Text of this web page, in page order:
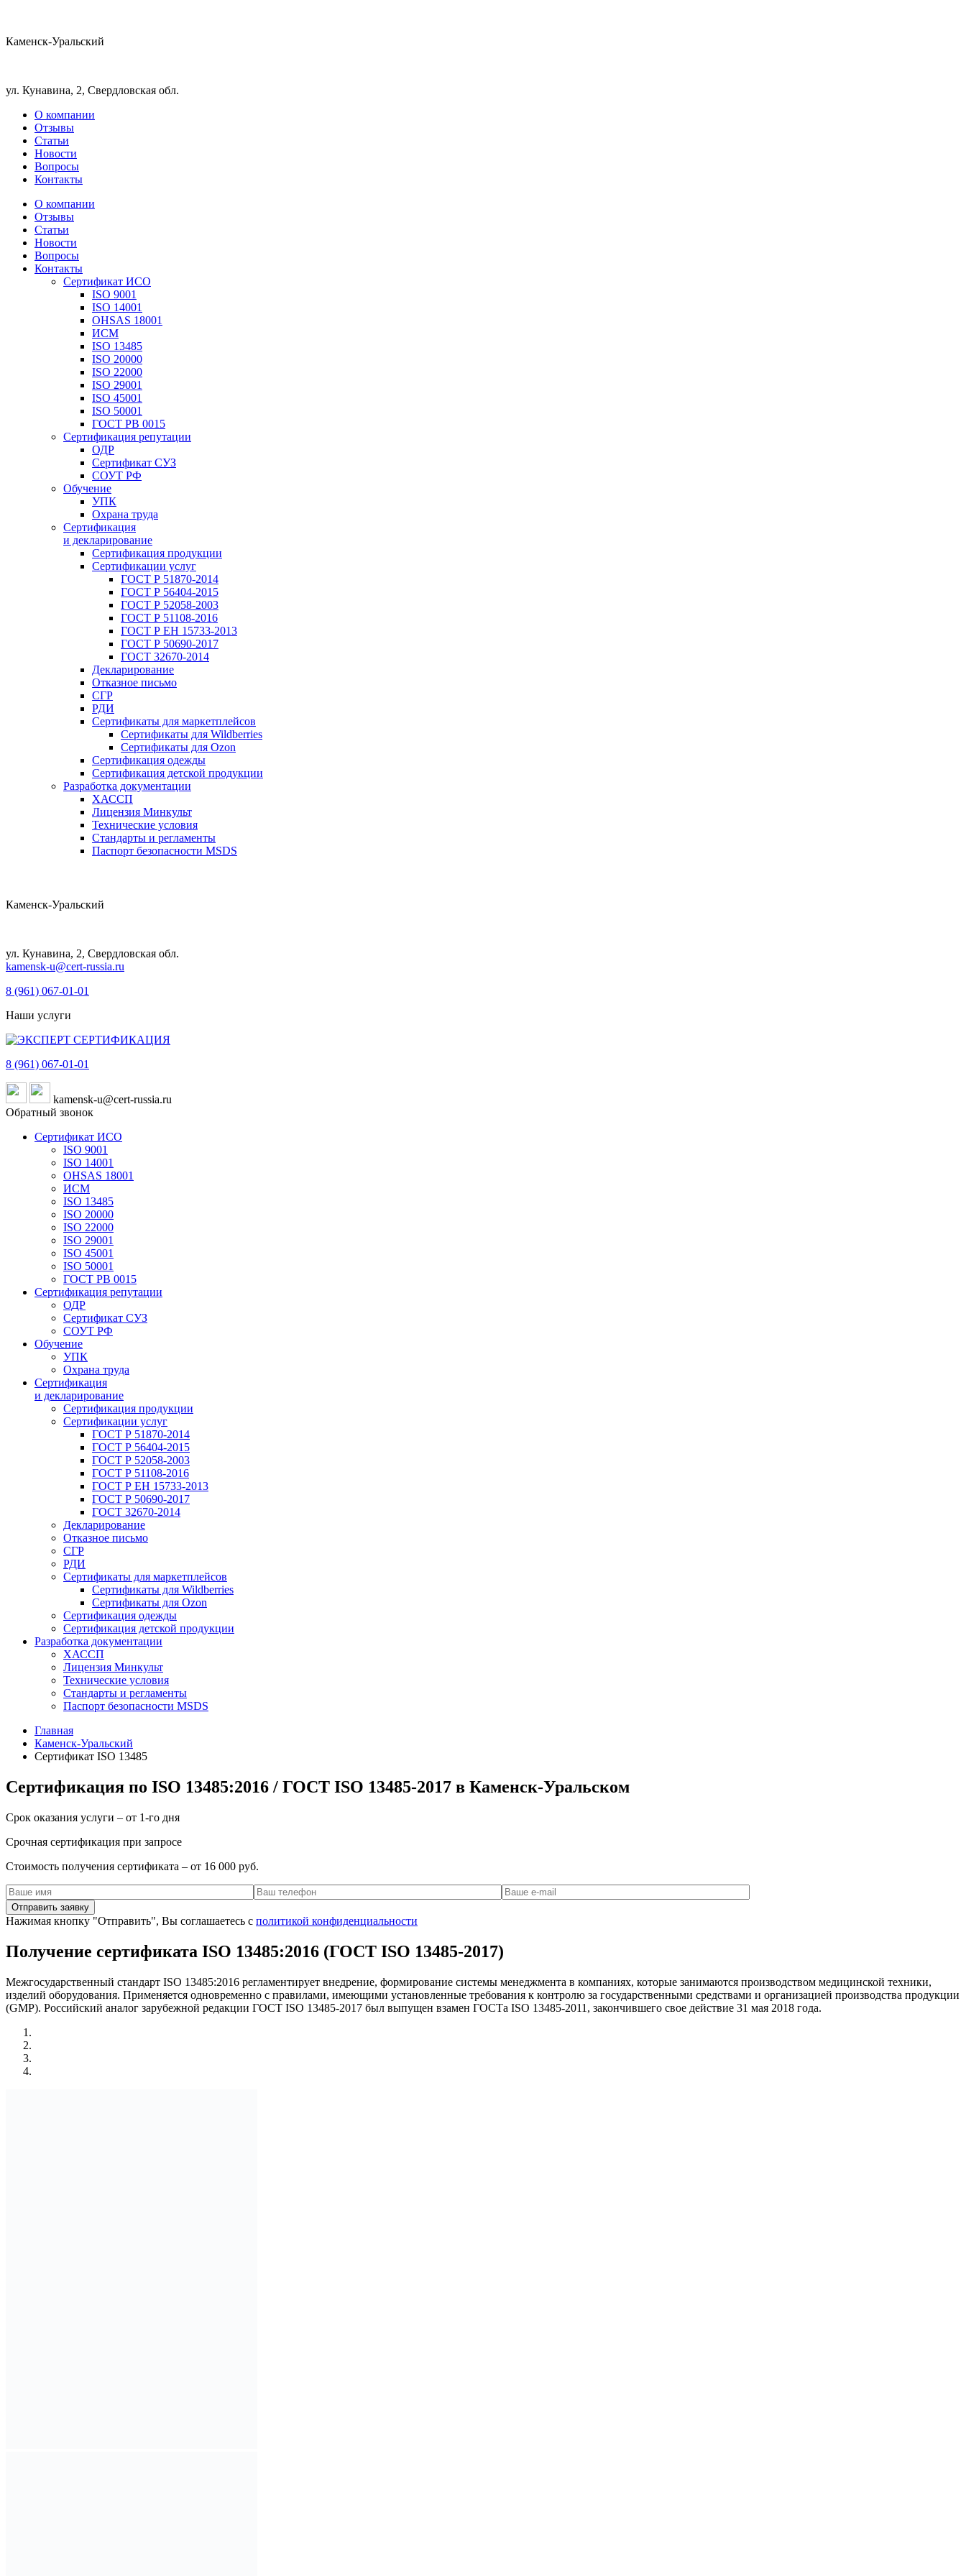
Каменск-Уральский
ул. Кунавина, 2, Свердловская обл.
О компании
Отзывы
Статьи
Новости
Вопросы
Контакты
О компании
Отзывы
Статьи
Новости
Вопросы
Контакты
Сертификат ИСО
ISO 9001
ISO 14001
OHSAS 18001
ИСМ
ISO 13485
ISO 20000
ISO 22000
ISO 29001
ISO 45001
ISO 50001
ГОСТ РВ 0015
Сертификация репутации
ОДР
Сертификат СУЗ
СОУТ РФ
Обучение
УПК
Охрана труда
Сертификация
и декларирование
Сертификация продукции
Сертификации услуг
ГОСТ Р 51870-2014
ГОСТ Р 56404-2015
ГОСТ Р 52058-2003
ГОСТ Р 51108-2016
ГОСТ Р ЕН 15733-2013
ГОСТ Р 50690-2017
ГОСТ 32670-2014
Декларирование
Отказное письмо
СГР
РДИ
Сертификаты для маркетплейсов
Сертификаты для Wildberries
Сертификаты для Ozon
Сертификация одежды
Сертификация детской продукции
Разработка документации
ХАССП
Лицензия Минкульт
Технические условия
Стандарты и регламенты
Паспорт безопасности MSDS
Каменск-Уральский
ул. Кунавина, 2, Свердловская обл.
kamensk-u@cert-russia.ru
8 (961) 067-01-01
Наши услуги
8 (961) 067-01-01
kamensk-u@cert-russia.ru
Обратный звонок
Сертификат ИСО
ISO 9001
ISO 14001
OHSAS 18001
ИСМ
ISO 13485
ISO 20000
ISO 22000
ISO 29001
ISO 45001
ISO 50001
ГОСТ РВ 0015
Сертификация репутации
ОДР
Сертификат СУЗ
СОУТ РФ
Обучение
УПК
Охрана труда
Сертификация
и декларирование
Сертификация продукции
Сертификации услуг
ГОСТ Р 51870-2014
ГОСТ Р 56404-2015
ГОСТ Р 52058-2003
ГОСТ Р 51108-2016
ГОСТ Р ЕН 15733-2013
ГОСТ Р 50690-2017
ГОСТ 32670-2014
Декларирование
Отказное письмо
СГР
РДИ
Сертификаты для маркетплейсов
Сертификаты для Wildberries
Сертификаты для Ozon
Сертификация одежды
Сертификация детской продукции
Разработка документации
ХАССП
Лицензия Минкульт
Технические условия
Стандарты и регламенты
Паспорт безопасности MSDS
Главная
Каменск-Уральский
Сертификат ISO 13485
Сертификация по ISO 13485:2016 / ГОСТ ISO 13485-2017 в Каменск-Уральском
Срок оказания услуги – от 1-го дня
Срочная сертификация при запросе
Стоимость получения сертификата – от 16 000 руб.
Нажимая кнопку "Отправить", Вы соглашаетесь с политикой конфиденциальности
Получение сертификата ISO 13485:2016 (ГОСТ ISO 13485-2017)
Межгосударственный стандарт ISO 13485:2016 регламентирует внедрение, формирование системы менеджмента в компаниях, которые занимаются производством медицинской техники,
изделий оборудования. Применяется одновременно с правилами, имеющими установленные требования к контролю за государственными средствами и организацией производства продукции
(GMP). Российский аналог зарубежной редакции ГОСТ ISO 13485-2017 был выпущен взамен ГОСТа ISO 13485-2011, закончившего свое действие 31 мая 2018 года.